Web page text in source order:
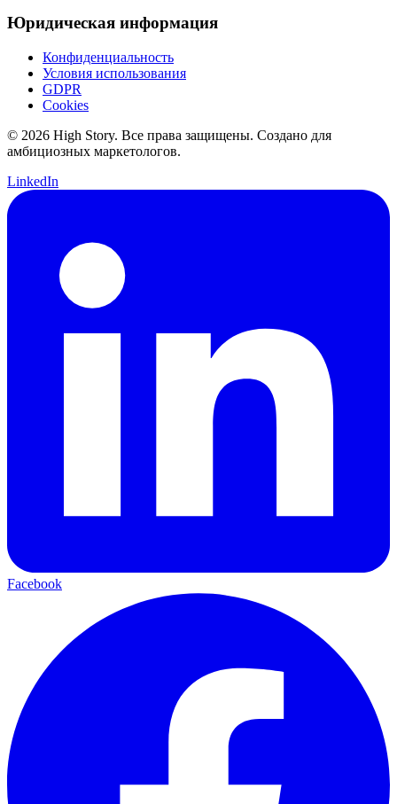
Юридическая информация
Конфиденциальность
Условия использования
GDPR
Cookies
© 2026 High Story. Все права защищены. Создано для
амбициозных маркетологов.
LinkedIn
Facebook